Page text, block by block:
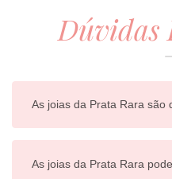
Dúvidas
As joias da Prata Rara são
As joias da Prata Rara